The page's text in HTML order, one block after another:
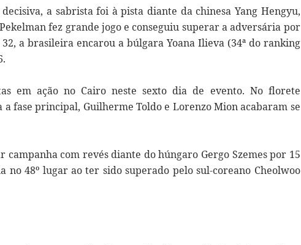
a sabrista foi à pista diante da chinesa Yang Hengyu,
fez grande jogo e conseguiu superar a adversária por
a brasileira encarou a búlgara Yoana Ilieva (34ª do ranking
em ação no Cairo neste sexto dia de evento. No florete
fase principal, Guilherme Toldo e Lorenzo Mion acabaram se
campanha com revés diante do húngaro Gergo Szemes por 15
48º lugar ao ter sido superado pelo sul-coreano Cheolwoo